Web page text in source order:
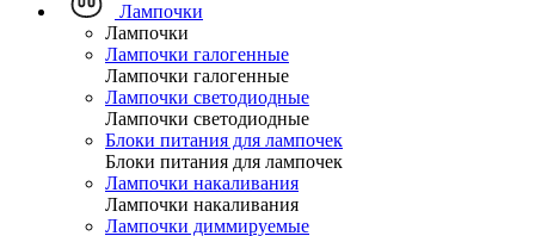
Лампочки
Лампочки
Лампочки галогенные
Лампочки галогенные
Лампочки светодиодные
Лампочки светодиодные
Блоки питания для лампочек
Блоки питания для лампочек
Лампочки накаливания
Лампочки накаливания
Лампочки диммируемые